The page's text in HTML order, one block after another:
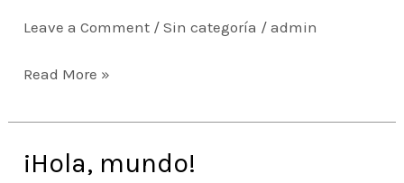
Leave a Comment /Sin categoría /admin
Read More »
¡Hola, mundo!
¡Hola,